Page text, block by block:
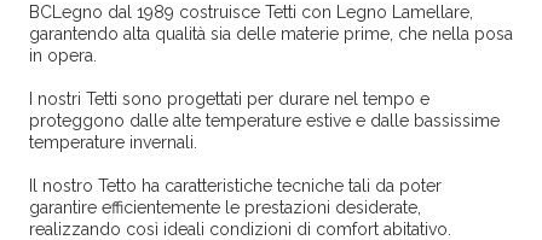
BCLegno dal 1989 costruisce Tetti con Legno Lamellare,
garantendo alta qualità sia delle materie prime, che nella posa
in opera.
I nostri Tetti sono progettati per durare nel tempo e
proteggono dalle alte temperature estive e dalle bassissime
temperature invernali.
Il nostro Tetto ha caratteristiche tecniche tali da poter
garantire efficientemente le prestazioni desiderate,
realizzando così ideali condizioni di comfort abitativo.